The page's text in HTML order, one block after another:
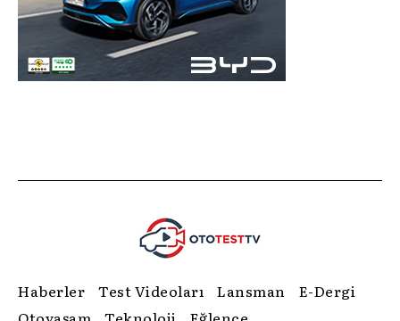
Haberler Test Videoları Lansman
E-Dergi